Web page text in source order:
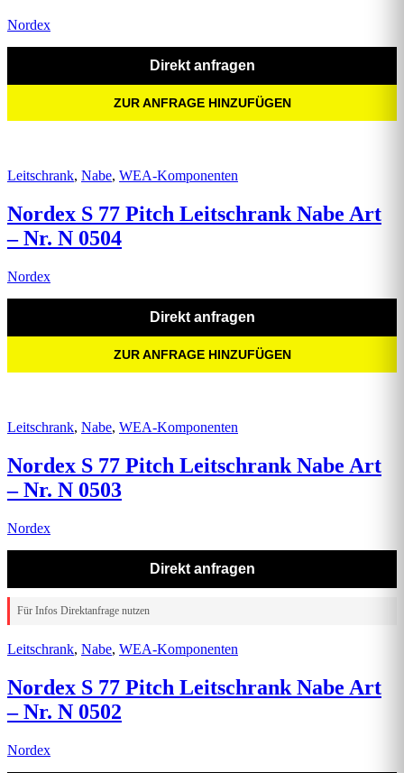
Nordex
Direkt anfragen
ZUR ANFRAGE HINZUFÜGEN
Leitschrank, Nabe, WEA-Komponenten
Nordex S 77 Pitch Leitschrank Nabe Art
– Nr. N 0504
Nordex
Direkt anfragen
ZUR ANFRAGE HINZUFÜGEN
Leitschrank, Nabe, WEA-Komponenten
Nordex S 77 Pitch Leitschrank Nabe Art
– Nr. N 0503
Nordex
Direkt anfragen
Für Infos Direktanfrage nutzen
Leitschrank, Nabe, WEA-Komponenten
Nordex S 77 Pitch Leitschrank Nabe Art
– Nr. N 0502
Nordex